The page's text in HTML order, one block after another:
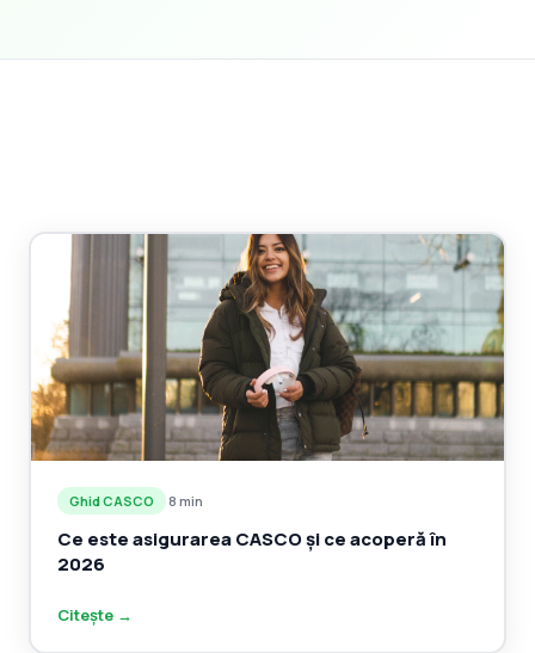
Ghid CASCO ·8 min
Ce este asigurarea CASCO și ce acoperă în
2026
Citește →